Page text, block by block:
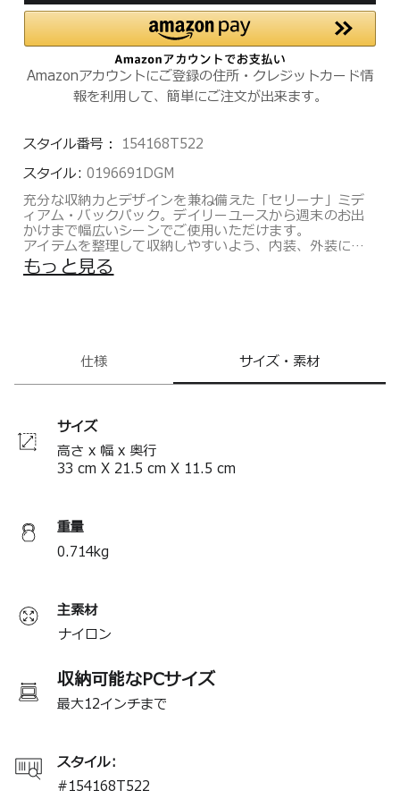
Amazonアカウントにご登録の住所・クレジットカード情
報を利用して、簡単にご注文が出来ます。
スタイル番号： 154168T522
スタイル: 0196691DGM
充分な収納力とデザインを兼ね備えた「セリーナ」ミデ
ィアム・バックパック。デイリーユースから週末のお出
かけまで幅広いシーンでご使用いただけます。
アイテムを整理して収納しやすいよう、内装、外装には
複数のポケットを装備。背面には携帯電話や定期券など
使用頻度の高いアイテムを素早く取り出せるクイック ア
トゥミのこだわりの品質、耐久性を備えながらも、現在
の女性が求める洗練されたデザインと、ファッションエ
バックパックやトート、デイリー使いのデイバッグ、ト
ラベルアイテムまで汎用性の高いアイテムを多数取り揃
えたコレクションです。
＊製品の仕様は予告なく変更する場合があります。
もっと見る
仕様 サイズ・素材
サイズ
高さ x 幅 x 奥行
33 cm X 21.5 cm X 11.5 cm
重量
0.714kg
主素材
ナイロン
収納可能なPCサイズ
最大12インチまで
スタイル:
#154168T522